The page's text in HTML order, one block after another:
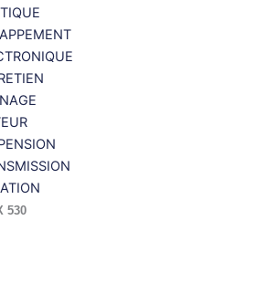
530